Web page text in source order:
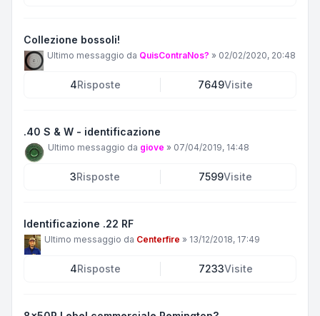
Collezione bossoli!
Ultimo messaggio da QuisContraNos? » 02/02/2020, 20:48
4Risposte 7649Visite
.40 S & W - identificazione
Ultimo messaggio da giove » 07/04/2019, 14:48
3Risposte 7599Visite
Identificazione .22 RF
Ultimo messaggio da Centerfire » 13/12/2018, 17:49
4Risposte 7233Visite